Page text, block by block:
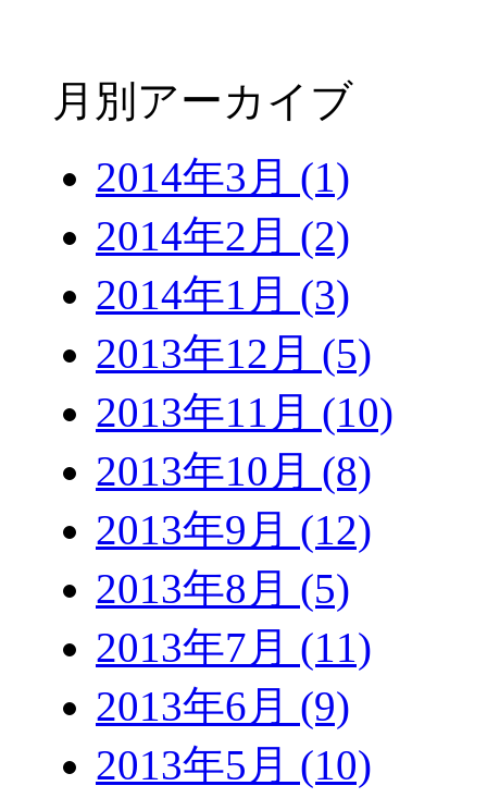
月別アーカイブ
2014年3月 (1)
2014年2月 (2)
2014年1月 (3)
2013年12月 (5)
2013年11月 (10)
2013年10月 (8)
2013年9月 (12)
2013年8月 (5)
2013年7月 (11)
2013年6月 (9)
2013年5月 (10)